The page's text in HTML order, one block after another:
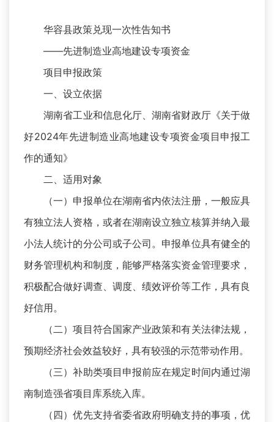
华容县政策兑现一次性告知书
——先进制造业高地建设专项资金
项目申报政策
一、设立依据
湖南省工业和信息化厅、湖南省财政厅《关于做
好2024年先进制造业高地建设专项资金项目申报工
作的通知》
二、适用对象
（一）申报单位在湖南省内依法注册，一般应具
有独立法人资格，或者在湖南设立独立核算并纳入最
小法人统计的分公司或子公司。申报单位具有健全的
财务管理机构和制度，能够严格落实资金管理要求，
积极配合做好调查、调度、绩效评价等工作，具有良
好信用。
（二）项目符合国家产业政策和有关法律法规，
预期经济社会效益较好，具有较强的示范带动作用。
（三）补助类项目申报前应在规定时间内通过湖
南制造强省项目库系统入库。
（四）优先支持省委省政府明确支持的事项，优